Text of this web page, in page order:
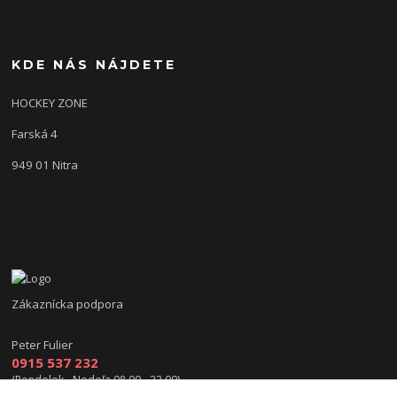
KDE NÁS NÁJDETE
HOCKEY ZONE
Farská 4
949 01 Nitra
Zákaznícka podpora
Peter Fulier
0915 537 232
(Pondelok - Nedeľa 08.00 - 22.00)